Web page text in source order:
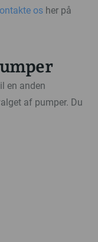
os her på
en anden
af pumper. Du